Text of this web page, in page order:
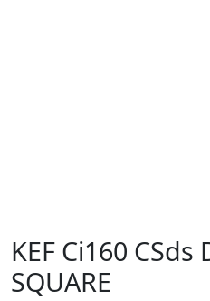
KEF Ci160 CSds
SQUARE